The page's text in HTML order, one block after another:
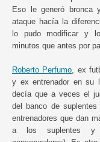
Eso le generó bronca
ataque hacía la
lo pudo modificar y
minutos que antes por
Roberto Perfumo , ex
y ex entrenador en su
decía que a veces el
del banco de
entrenadores que dan
a los suplentes y